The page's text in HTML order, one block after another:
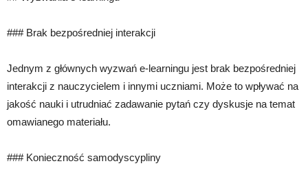
### Brak bezpośredniej interakcji
Jednym z głównych wyzwań e-learningu jest brak bezpośredniej
interakcji z nauczycielem i innymi uczniami. Może to wpływać na
jakość nauki i utrudniać zadawanie pytań czy dyskusje na temat
omawianego materiału.
### Konieczność samodyscypliny